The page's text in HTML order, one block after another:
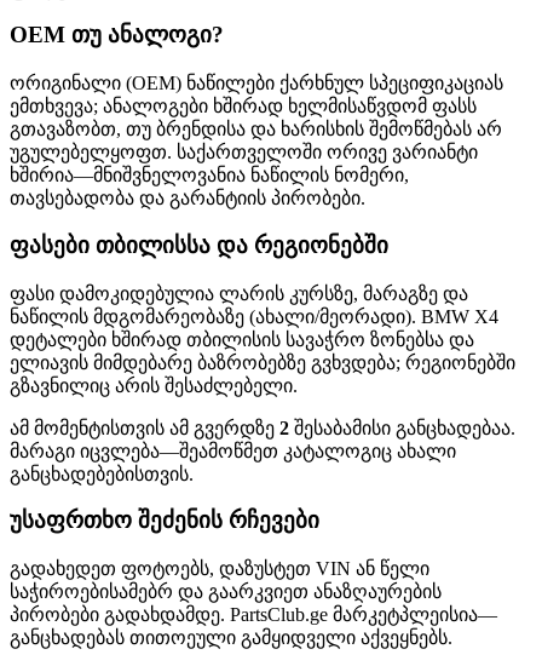
OEM თუ ანალოგი?
ორიგინალი (OEM) ნაწილები ქარხნულ სპეციფიკაციას
ემთხვევა; ანალოგები ხშირად ხელმისაწვდომ ფასს
გთავაზობთ, თუ ბრენდისა და ხარისხის შემოწმებას არ
უგულებელყოფთ. საქართველოში ორივე ვარიანტი
ხშირია—მნიშვნელოვანია ნაწილის ნომერი,
თავსებადობა და გარანტიის პირობები.
ფასები თბილისსა და რეგიონებში
ფასი დამოკიდებულია ლარის კურსზე, მარაგზე და
ნაწილის მდგომარეობაზე (ახალი/მეორადი). BMW X4
დეტალები ხშირად თბილისის სავაჭრო ზონებსა და
ელიავის მიმდებარე ბაზრობებზე გვხვდება; რეგიონებში
გზავნილიც არის შესაძლებელი.
ამ მომენტისთვის ამ გვერდზე 2 შესაბამისი განცხადებაა.
მარაგი იცვლება—შეამოწმეთ კატალოგიც ახალი
განცხადებებისთვის.
უსაფრთხო შეძენის რჩევები
გადახედეთ ფოტოებს, დაზუსტეთ VIN ან წელი
საჭიროებისამებრ და გაარკვიეთ ანაზღაურების
პირობები გადახდამდე. PartsClub.ge მარკეტპლეისია—
განცხადებას თითოეული გამყიდველი აქვეყნებს.